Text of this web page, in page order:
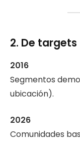
2. De
2016
Segmentos
ubicación).
2026
Comunidades